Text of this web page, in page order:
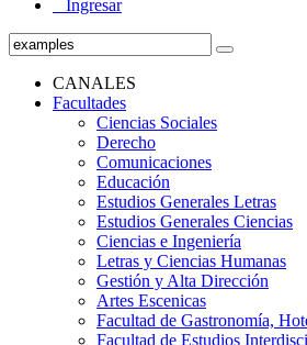
Ingresar
CANALES
Facultades
Ciencias Sociales
Derecho
Comunicaciones
Educación
Estudios Generales Letras
Estudios Generales Ciencias
Ciencias e Ingeniería
Letras y Ciencias Humanas
Gestión y Alta Dirección
Artes Escenicas
Facultad de Gastronomía,
Facultad de Estudios